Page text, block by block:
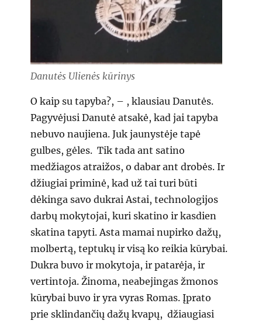
Danutės Ulienės kūrinys
O kaip su tapyba?, – , klausiau Danutės.
Pagyvėjusi Danutė atsakė, kad jai tapyba
nebuvo naujiena. Juk jaunystėje tapė
gulbes, gėles. Tik tada ant satino
medžiagos atraižos, o dabar ant drobės. Ir
džiugiai priminė, kad už tai turi būti
dėkinga savo dukrai Astai, technologijos
darbų mokytojai, kuri skatino ir kasdien
skatina tapyti. Asta mamai nupirko dažų,
molbertą, teptukų ir visą ko reikia kūrybai.
Dukra buvo ir mokytoja, ir patarėja, ir
vertintoja. Žinoma, neabejingas žmonos
kūrybai buvo ir yra vyras Romas. Įprato
prie sklindančių dažų kvapų, džiaugiasi